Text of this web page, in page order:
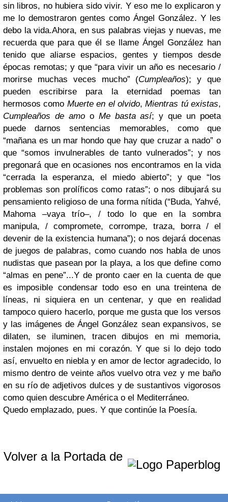
sin libros, no hubiera sido vivir. Y eso me lo explicaron y
me lo demostraron gentes como Ángel González. Y les
debo la vida.Ahora, en sus palabras viejas y nuevas, me
recuerda que para que él se llame Ángel González han
tenido que aliarse espacios, gentes y tiempos desde
épocas remotas; y que “para vivir un año es necesario /
morirse muchas veces mucho” (Cumpleaños); y que
pueden escribirse para la eternidad poemas tan
hermosos como Muerte en el olvido,Mientras tú existas,
Cumpleaños de amooMe basta así; y que un poeta
puede darnos sentencias memorables, como que
“mañana es un mar hondo que hay que cruzar a nado” o
que “somos invulnerables de tanto vulnerados”; y nos
pregonará que en ocasiones nos encontramos en la vida
“cerrada la esperanza, el miedo abierto”; y que “los
problemas son prolíficos como ratas”; o nos dibujará su
pensamiento religioso de una forma nítida (“Buda, Yahvé,
Mahoma –vaya trío–, / todo lo que en la sombra
manipula, / compromete, corrompe, traza, borra / el
devenir de la existencia humana”); o nos dejará docenas
de juegos de palabras, como cuando nos habla de unos
nudistas que pasean por la playa, a los que define como
“almas en pene”...Y de pronto caer en la cuenta de que
es imposible condensar todo eso en una treintena de
líneas, ni siquiera en un centenar, y que en realidad
tampoco quiero hacerlo, porque me gusta que los versos
y las imágenes de Ángel González sean expansivos, se
dilaten, se iluminen, tracen dibujos en mi memoria,
instalen mojones en mi corazón. Y que si lo dejo todo
así, envuelto en niebla y en amor de lector agradecido, lo
mismo dentro de veinte años vuelvo otra vez y me baño
en su río de adjetivos dulces y de sustantivos vigorosos
como quien descubre América o el Mediterráneo.
Quedo emplazado, pues. Y que continúe la Poesía.
Volver a la Portada de